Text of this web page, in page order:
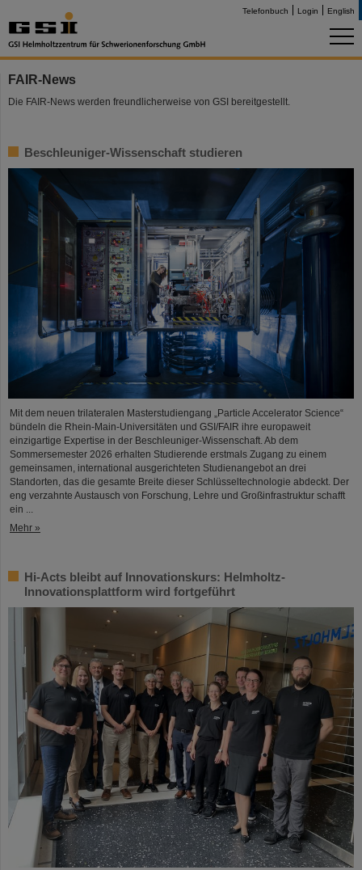
Telefonbuch Login English
FAIR-News
Die FAIR-News werden freundlicherweise von GSI bereitgestellt.
Beschleuniger-Wissenschaft studieren
Mit dem neuen trilateralen Masterstudiengang „Particle Accelerator Science“
bündeln die Rhein-Main-Universitäten und GSI/FAIR ihre europaweit
einzigartige Expertise in der Beschleuniger-Wissenschaft. Ab dem
Sommersemester 2026 erhalten Studierende erstmals Zugang zu einem
gemeinsamen, international ausgerichteten Studienangebot an drei
Standorten, das die gesamte Breite dieser Schlüsseltechnologie abdeckt. Der
eng verzahnte Austausch von Forschung, Lehre und Großinfrastruktur schafft
ein ...
Mehr »
Hi-Acts bleibt auf Innovationskurs: Helmholtz-
Innovationsplattform wird fortgeführt